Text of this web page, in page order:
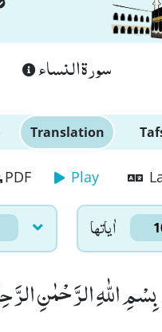
سورة النساء
Translation
PDF Play
اٰياتها
بِسْمِ اللّٰهِ الرَّحْمٰنِ